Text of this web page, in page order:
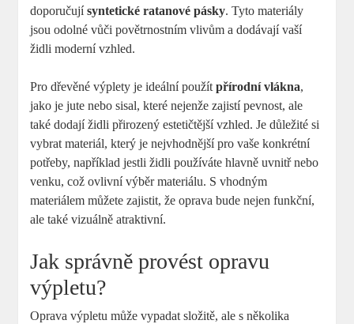
doporučujísyntetické ratanové pásky. Tyto materiály
jsou odolné vůči povětrnostním vlivům a dodávají vaší
židli moderní vzhled.
Pro dřevěné výplety je ideální použítpřírodní vlákna,
jako je jute nebo sisal, které nejenže zajistí pevnost, ale
také dodají židli přirozený estetičtější vzhled. Je důležité si
vybrat materiál, který je nejvhodnější pro vaše konkrétní
potřeby, například jestli židli používáte hlavně uvnitř nebo
venku, což ovlivní výběr materiálu. S vhodným
materiálem můžete zajistit, že oprava bude nejen funkční,
ale také vizuálně atraktivní.
Jak správně provést opravu
výpletu?
Oprava výpletu může vypadat složitě, ale s několika